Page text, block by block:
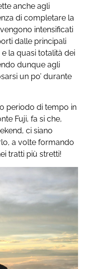
anche agli
di completare la
intensificati
dalle principali
la quasi totalità dei
dunque agli
un po’ durante
periodo di tempo in
Fuji, fa si che,
ci siano
a volte formando
tratti più stretti!